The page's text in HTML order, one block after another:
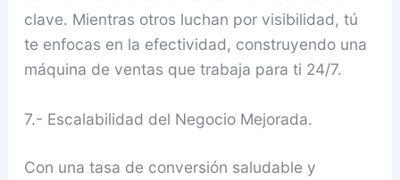
clave. Mientras otros luchan por visibilidad, tú
te enfocas en la efectividad, construyendo una
máquina de ventas que trabaja para ti 24/7.
7.- Escalabilidad del Negocio Mejorada.
Con una tasa de conversión saludable y